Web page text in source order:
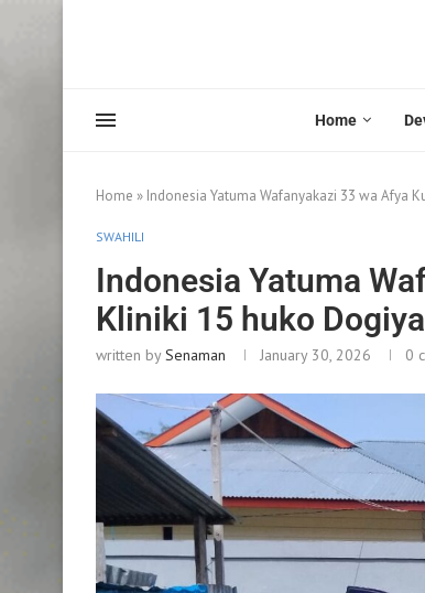
Home
Home » Indonesia Yatuma Wafanyakazi 33 wa Afya
SWAHILI
Indonesia Yatuma
Kliniki 15 huko
written bySenaman January 30, 2026 0